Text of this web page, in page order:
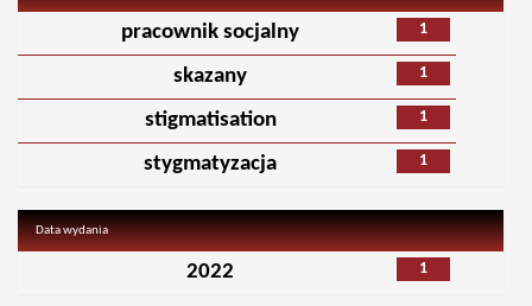
1
pracownik socjalny
1
skazany
1
stigmatisation
1
stygmatyzacja
Data wydania
1
2022